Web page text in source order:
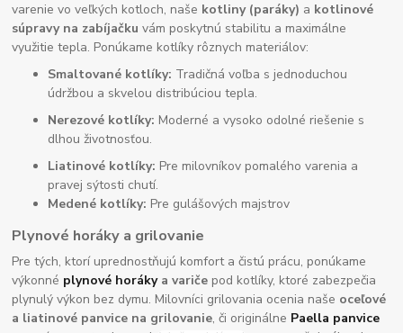
varenie vo veľkých kotloch, naše kotliny (paráky) a kotlinové
súpravy na zabíjačku vám poskytnú stabilitu a maximálne
využitie tepla. Ponúkame kotlíky rôznych materiálov:
Smaltované kotlíky: Tradičná voľba s jednoduchou
údržbou a skvelou distribúciou tepla.
Nerezové kotlíky: Moderné a vysoko odolné riešenie s
dlhou životnosťou.
Liatinové kotlíky: Pre milovníkov pomalého varenia a
pravej sýtosti chutí.
Medené kotlíky: Pre gulášových majstrov
Plynové horáky a grilovanie
Pre tých, ktorí uprednostňujú komfort a čistú prácu, ponúkame
výkonné plynové horákya variče pod kotlíky, ktoré zabezpečia
plynulý výkon bez dymu. Milovníci grilovania ocenia naše oceľové
a liatinové panvice na grilovanie, či originálne Paella panvice